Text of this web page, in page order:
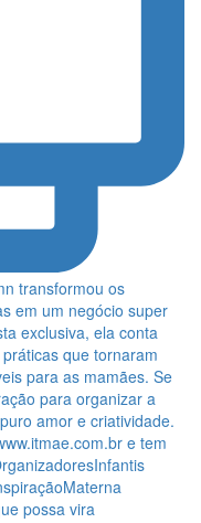
possa vira